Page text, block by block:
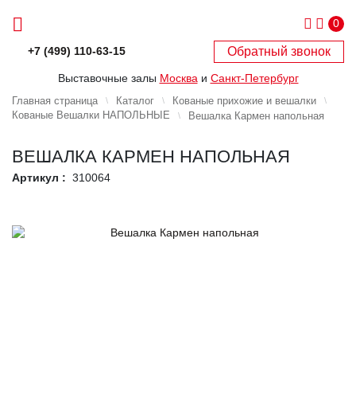
0
+7 (499) 110-63-15 Обратный звонок
Выставочные залы Москва и Санкт-Петербург
Главная страница Каталог
Кованые прихожие и вешалки
Кованые Вешалки НАПОЛЬНЫЕ
Вешалка Кармен напольная
ВЕШАЛКА КАРМЕН НАПОЛЬНАЯ
Артикул : 310064